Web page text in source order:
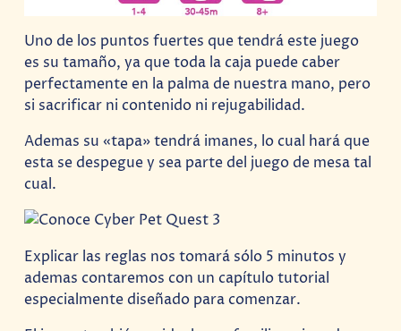
Uno de los puntos fuertes que tendrá este juego
es su tamaño, ya que toda la caja puede caber
perfectamente en la palma de nuestra mano, pero
si sacrificar ni contenido ni rejugabilidad.
Ademas su «tapa» tendrá imanes, lo cual hará que
esta se despegue y sea parte del juego de mesa tal
cual.
Explicar las reglas nos tomará sólo 5 minutos y
ademas contaremos con un capítulo tutorial
especialmente diseñado para comenzar.